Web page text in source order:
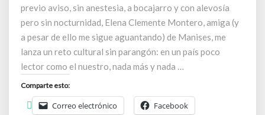
previo aviso, sin anestesia, a bocajarro y con alevosía
pero sin nocturnidad, Elena Clemente Montero, amiga (y
a pesar de ello me sigue aguantando) de Manises, me
lanza un reto cultural sin parangón: en un país poco
lector como el nuestro, nada más y nada …
Comparte esto:
Correo electrónico Facebook